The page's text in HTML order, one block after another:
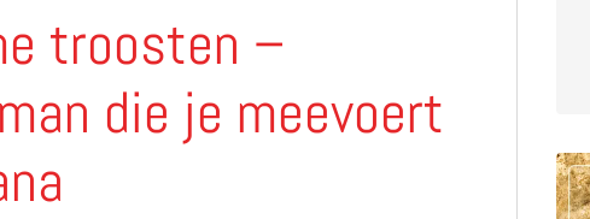
troosten –
die je meevoert